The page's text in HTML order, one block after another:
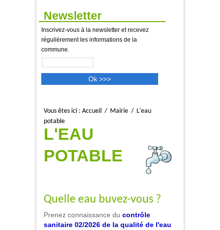
Newsletter
Inscrivez-vous à la newsletter et recevez
régulièrement les informations de la
commune.
Vous êtes ici : Accueil / Mairie /
L'eau
potable
L'EAU
POTABLE
Quelle eau buvez-vous ?
Prenez connaissance du contrôle
sanitaire 02/2026 de la qualité de l'eau